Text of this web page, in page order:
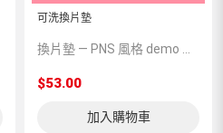
可洗換片墊
換片墊 — PNS 風格 demo 占位商品，方便首頁與分類頁版位演示，上線前由業務替換為真實 SKU。
$53.00
加入購物車